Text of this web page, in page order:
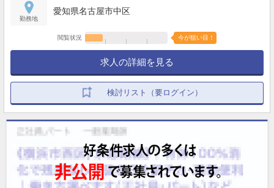
勤務地
愛知県名古屋市中区
閲覧状況 今が狙い目！
求人の詳細を見る
検討リスト（要ログイン）